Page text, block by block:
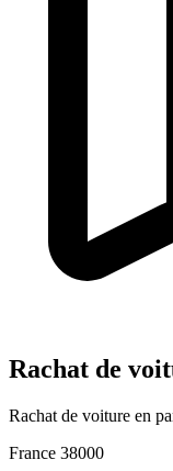
Rachat de
Rachat de voiture en
France 38000